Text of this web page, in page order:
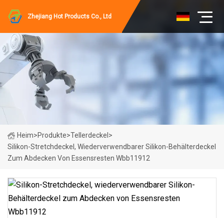
Zhejiang Hot Products Co., Ltd
Heim>Produkte>Tellerdeckel >
Silikon-Stretchdeckel, Wiederverwendbarer Silikon-Behälterdeckel
Zum Abdecken Von Essensresten Wbb11912